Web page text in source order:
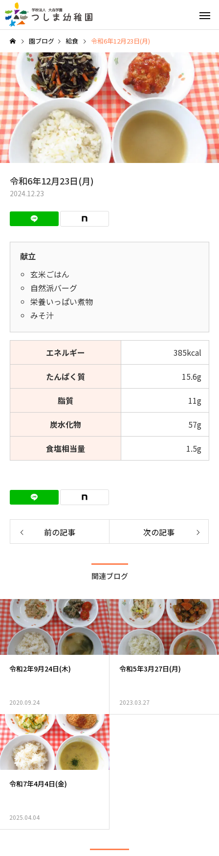
英語教育 園の特
園ブログ 給食 令和6年12月23日(月)
令和6年12月23日(月)
2024.12.23
献立
玄米ごはん
自然派バーグ
栄養いっぱい煮物
みそ汁
エネルギー 385kcal
たんぱく質 15.6g
脂質 11g
炭水化物 57g
食塩相当量 1.5g
前の記事 次の記事
関連ブログ
令和2年9月24日(木)
2020.09.24
令和5年3月27日(月)
2023.03.27
令和7年4月4日(金)
2025.04.04